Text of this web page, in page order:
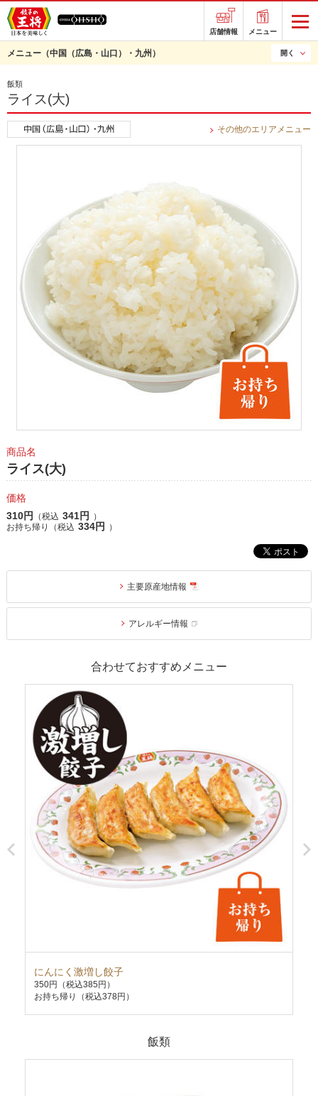
店舗情報 メニュー
ライス(大)
その他のエリアメニュー
飯類
商品名
ライス(大)
価格
310円
（税込 341円
）
お持ち帰り（税込 334円 ）
主要原産地情報
アレルギー情報
合わせておすすめメニュー
にんにく激増し餃子
350円
（税込385円）
お持ち帰り（税込378円）
飯類
メニュー （中国（広島・山口）・九州） 開く